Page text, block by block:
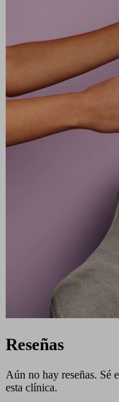
Reseñas
Aún no hay reseñas. Sé
esta clínica.